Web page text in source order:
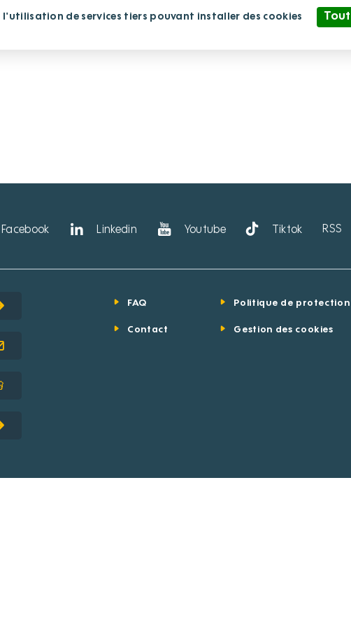
Facebook Linkedin Youtube Tiktok RSS
Contact
FAQ Politique de protection
Gestion des cookies
de services tiers pouvant installer des cookies